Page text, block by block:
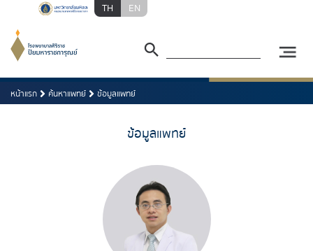
TH EN
หน้าแรก ค้นหาแพทย์ ข้อมูลแพทย์
ข้อมูลแพทย์